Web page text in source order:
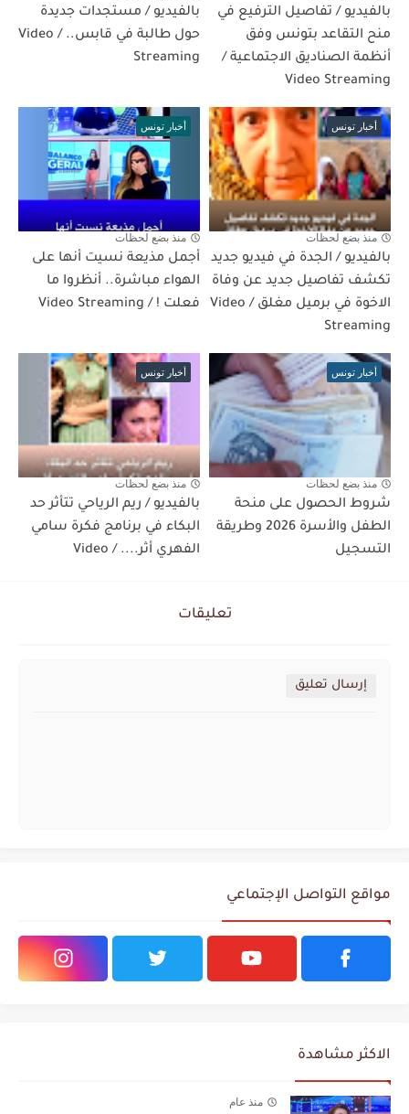
بالفيديو / تفاصيل الترفيع في
منح التقاعد بتونس وفق
أنظمة الصناديق الاجتماعية /
Video Streaming
بالفيديو / مستجدات جديدة
حول طالبة في قابس.. / Video
Streaming
أخبار تونس
منذ بضع لحظات
بالفيديو / الجدة في فيديو جديد
تكشف تفاصيل جديد عن وفاة
الاخوة في برميل مغلق / Video
Streaming
أخبار تونس
منذ بضع لحظات
أجمل مذيعة نسيت أنها على
الهواء مباشرة.. أنظروا ما
فعلت ! / Video Streaming
أخبار تونس
منذ بضع لحظات
شروط الحصول على منحة
الطفل والأسرة 2026 وطريقة
التسجيل
أخبار تونس
منذ بضع لحظات
بالفيديو / ريم الرياحي تتأثر حد
البكاء في برنامج فكرة سامي
الفهري أثر.... / Video
تعليقات
إرسال تعليق
مواقع التواصل الإجتماعي
الاكثر مشاهدة
منذ عام